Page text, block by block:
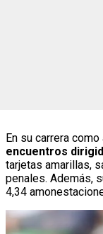
En su carrera
encuentros
tarjetas amarillas,
penales. Además,
4,34